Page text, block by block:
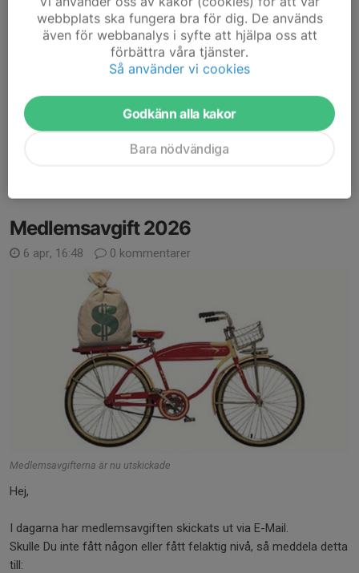
Då provar vi igen:)
Välkommen till X West Cup 2026. Fyra stycken XCO
träningsrace samlat som en cup för vuxna, ungdomar och
Arrangeras i ett samarbete mellan Buktens MTB, Halmstad MTB
Medlemsavgift 2026
6 apr, 16:48 0 kommentarer
Medlemsavgifterna är nu utskickade
Hej,
I dagarna har medlemsavgiften skickats ut via E-Mail.
Skulle Du inte fått någon eller fått felaktig nivå, så meddela detta
till:
webbplats ska fungera bra för dig. De används
även för webbanalys i syfte att hjälpa oss att
förbättra våra tjänster.
Så använder vi cookies
Godkänn alla kakor
Bara nödvändiga